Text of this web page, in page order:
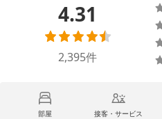
4.31
2,395件
部屋 接客・サービス